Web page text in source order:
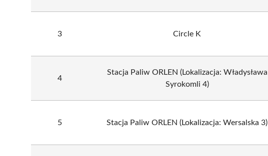
3 Circle K
4
Stacja Paliw ORLEN (Lokalizacja: Władysława
Syrokomli 4)
5 Stacja Paliw ORLEN (Lokalizacja: Wersalska 3)